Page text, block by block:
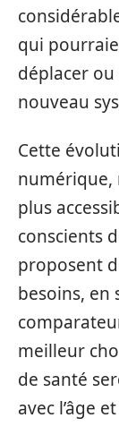
qui
déplacer
nouveau
Cette
numérique,
plus
conscients
proposent
besoins, en
meilleur
de santé
avec l’âge